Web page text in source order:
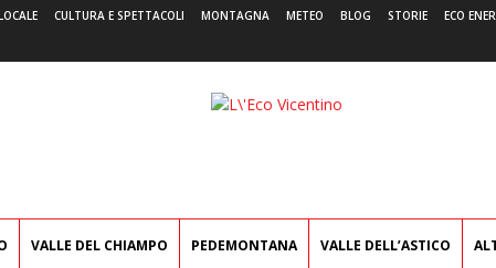
CULTURA E SPETTACOLI MONTAGNA METEO BLOG STORIE ECO
L'Eco
VALLE DEL CHIAMPO PEDEMONTANA VALLE DELL’ASTICO